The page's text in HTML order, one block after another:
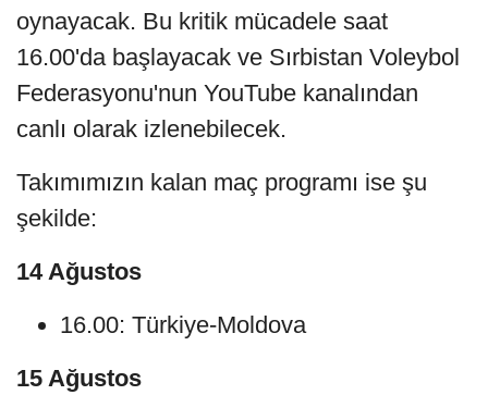
oynayacak. Bu kritik mücadele saat
16.00'da başlayacak ve Sırbistan Voleybol
Federasyonu'nun YouTube kanalından
canlı olarak izlenebilecek.
Takımımızın kalan maç programı ise şu
şekilde:
14 Ağustos
16.00: Türkiye-Moldova
15 Ağustos